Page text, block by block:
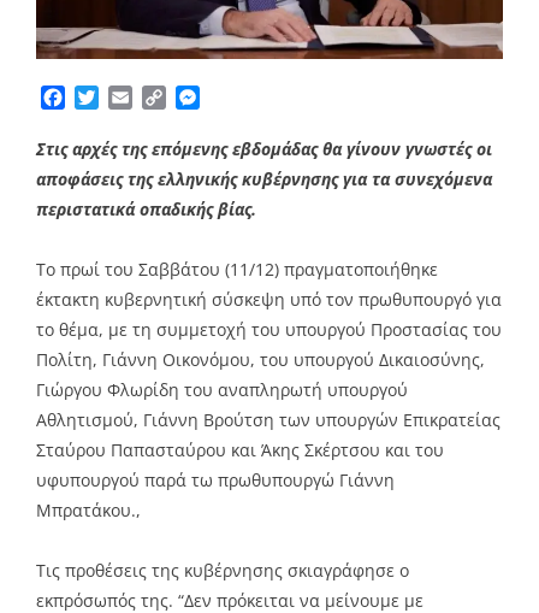
Facebook
TwitterEmailCopy
Στις αρχές της επόμενης εβδομάδας θα γίνουν γνωστές οι
αποφάσεις της ελληνικής κυβέρνησης για τα συνεχόμενα
περιστατικά οπαδικής βίας.
Το πρωί του Σαββάτου (11/12) πραγματοποιήθηκε
έκτακτη κυβερνητική σύσκεψη υπό τον πρωθυπουργό για
το θέμα, με τη συμμετοχή του υπουργού Προστασίας του
Πολίτη, Γιάννη Οικονόμου, του υπουργού Δικαιοσύνης,
Γιώργου Φλωρίδη του αναπληρωτή υπουργού
Αθλητισμού, Γιάννη Βρούτση των υπουργών Επικρατείας
Σταύρου Παπασταύρου και Άκης Σκέρτσου και του
υφυπουργού παρά τω πρωθυπουργώ Γιάννη
Μπρατάκου.,
Τις προθέσεις της κυβέρνησης σκιαγράφησε ο
εκπρόσωπός της. “Δεν πρόκειται να μείνουμε με